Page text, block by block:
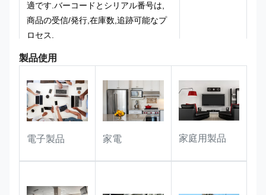
適です.バーコードとシリアル番号は,
商品の受信/発行,在庫数,追跡可能なプ
ロセス.
公共資産管理:屋外施設,公用車,オフィ
ス機器,公共財などに完璧に適応し,識
別情報を長期にわたって安定して保持
できます資産登録を全面的に支援する
工業用機器:機械,ハードウェアアクセ
製品使用
電子製品 家電 家庭用製品